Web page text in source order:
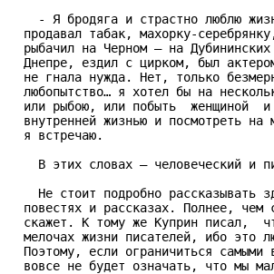
- Я бродяга и страстно люблю
продавал табак, махорку-
рыбачил на Черном – на
Днепре, ездил с цирком, был
не гнала нужда. Нет, только
любопытство… я хотел бы на
или рыбою, или побыть  женщиной
внутренней жизнью и посмотреть на
  я встречаю.
В этих словах – человеческий и
Не стоит подробно рассказывать
повестях и рассказах. Полнее, чем
скажет. К тому же Куприн писал,
мелочах жизни писателей, ибо это
Поэтому, если ограничиться самыми
вовсе не будет означать, что мы